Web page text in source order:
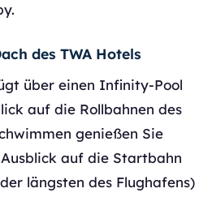
des TWA Hotels
über einen Infinity-Pool
auf die Rollbahnen des
genießen Sie
auf die Startbahn
längsten des Flughafens)